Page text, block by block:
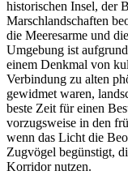
historischen Insel, der
Marschlandschaften
die Meeresarme und
Umgebung ist
einem Denkmal von
Verbindung zu alten
gewidmet waren,
beste Zeit für einen
vorzugsweise in den
wenn das Licht die
Zugvögel begünstigt,
Korridor nutzen.